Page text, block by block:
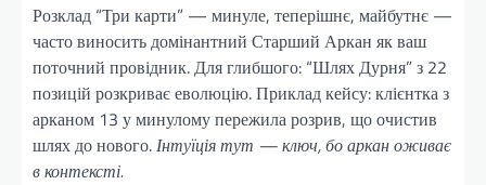
Розклад “Три карти” — минуле, теперішнє, майбутнє —
часто виносить домінантний Старший Аркан як ваш
поточний провідник. Для глибшого: “Шлях Дурня” з 22
позицій розкриває еволюцію. Приклад кейсу: клієнтка з
арканом 13 у минулому пережила розрив, що очистив
шлях до нового.Інтуїція тут — ключ, бо аркан оживає
в контексті.